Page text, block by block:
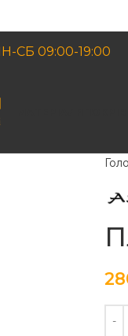
СБ 09:00-19:00